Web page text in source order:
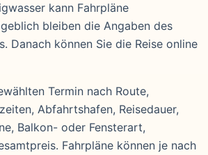
kann Fahrpläne
bleiben die Angaben des
Danach können Sie die Reise online
Termin nach Route,
Abfahrtshafen, Reisedauer,
Balkon- oder Fensterart,
Fahrpläne können je nach